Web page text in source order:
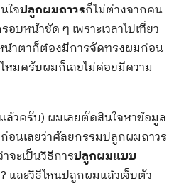
ใจปลูกผมถาวรก็ไม่ต่างจากคน
บหน้าชัด ๆ เพราะเวลาไปเที่ยว
าตาก็ต้องมีการจัดทรงผมก่อน
มครับผมก็เลยไม่ค่อยมีความ
วครับ) ผมเลยตัดสินใจหาข้อมูล
อนเลยว่าศัลยกรรมปลูกผมถาวร
จะเป็นวิธีการปลูกผมแบบ
และวิธีไหนปลูกผมแล้วเจ็บตัว